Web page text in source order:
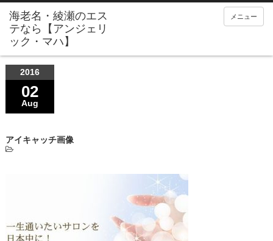
メニュー
2016
02
Aug
アイキャッチ画像